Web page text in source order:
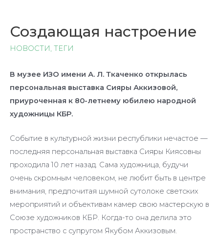
Создающая настроение
НОВОСТИ, ТЕГИ
В музее ИЗО имени А. Л. Ткаченко открылась
персональная выставка Сияры Аккизовой,
приуроченная к 80-летнему юбилею народной
художницы КБР.
Событие в культурной жизни республики нечастое —
последняя персональная выставка Сияры Киясовны
проходила 10 лет назад. Сама художница, будучи
очень скромным человеком, не любит быть в центре
внимания, предпочитая шумной сутолоке светских
мероприятий и объективам камер свою мастерскую в
Союзе художников КБР. Когда-то она делила это
пространство с супругом Якубом Аккизовым.